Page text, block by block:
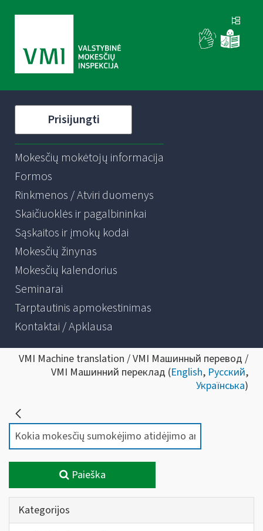
Prisijungti
Mokesčių mokėtojų informacija
Formos
Rinkmenos / Atviri duomenys
Skaičiuoklės ir pagalbininkai
Sąskaitos ir įmokų kodai
Mokesčių žinynas
Mokesčių kalendorius
Seminarai
Tarptautinis apmokestinimas
Kontaktai / Apklausa
VMI Machine translation / VMI Машинный перевод /
VMI Машинний переклад (English, Русский,
Українська)
Paieška
Kategorijos